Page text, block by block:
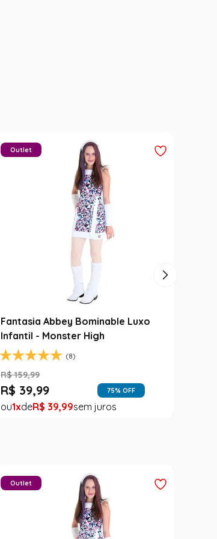
Fantasia Abbey Bominable Luxo
Infantil - Monster High
(8)
Outlet
R$ 159,99
R$ 39,99 75% OFF
1 R$ 39,99
Outlet